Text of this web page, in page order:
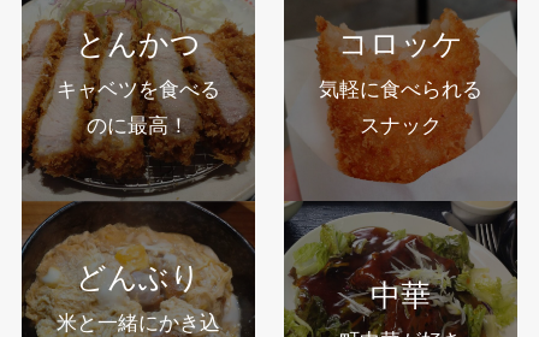
とんかつ
キャベツを食べる
のに最高！
コロッケ
気軽に食べられる
スナック
どんぶり
米と一緒にかき込
中華